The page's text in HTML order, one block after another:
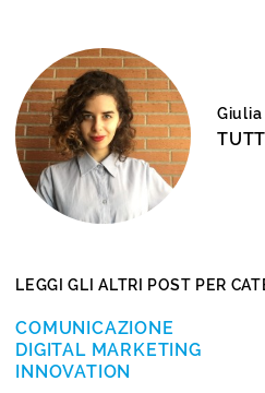
LEGGI GLI ALTRI POST PER
COMUNICAZIONE
DIGITAL MARKETING
INNOVATION